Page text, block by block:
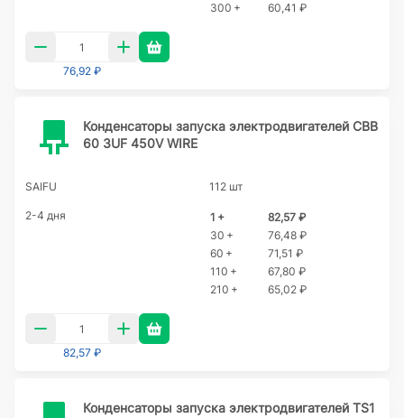
300 +
60,41 ₽
76,92 ₽
Конденсаторы запуска электродвигателей CBB
60 3UF 450V WIRE
SAIFU 112 шт
2-4 дня 1 +
82,57 ₽
30 +
76,48 ₽
60 +
71,51 ₽
110 +
67,80 ₽
210 +
65,02 ₽
82,57 ₽
Конденсаторы запуска электродвигателей TS1